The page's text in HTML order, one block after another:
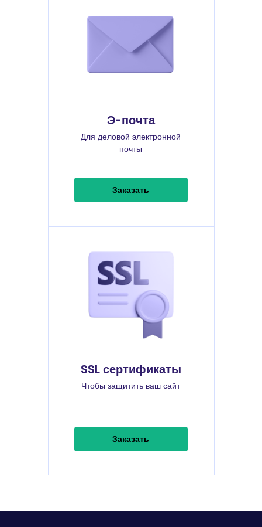
Э-почта
Для деловой электронной
почты
Заказать
SSL сертификаты
Чтобы защитить ваш сайт
Заказать